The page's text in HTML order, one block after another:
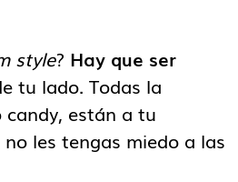
style? Hay que ser
tu lado. Todas la
están a tu
les tengas miedo a las